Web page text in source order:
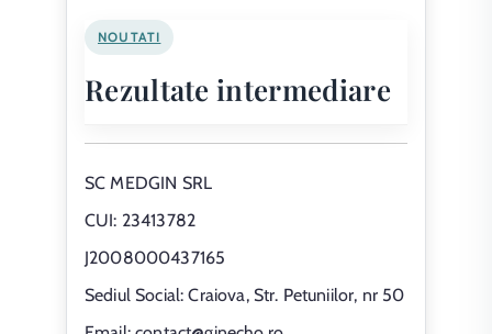
NOUTATI
Rezultate intermediare
SC MEDGIN SRL
CUI: 23413782
J2008000437165
Sediul Social: Craiova, Str. Petuniilor, nr 50